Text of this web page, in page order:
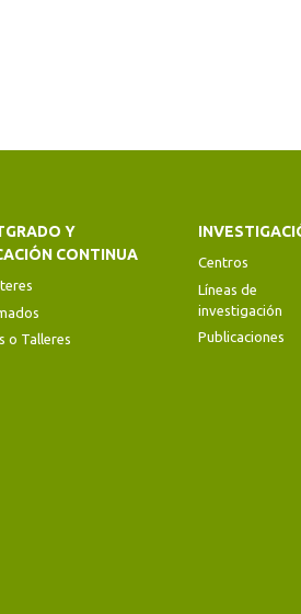
Y
CONTINUA
o Talleres
Centros
Líneas de
investigación
Publicaciones